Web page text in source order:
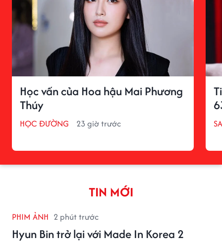
Học vấn của Hoa hậu Mai Phương
Thúy
HỌC ĐƯỜNG 23 giờ trước
TIN MỚI
PHIM ẢNH 2 phút trước
Hyun Bin trở lại với Made In Korea 2